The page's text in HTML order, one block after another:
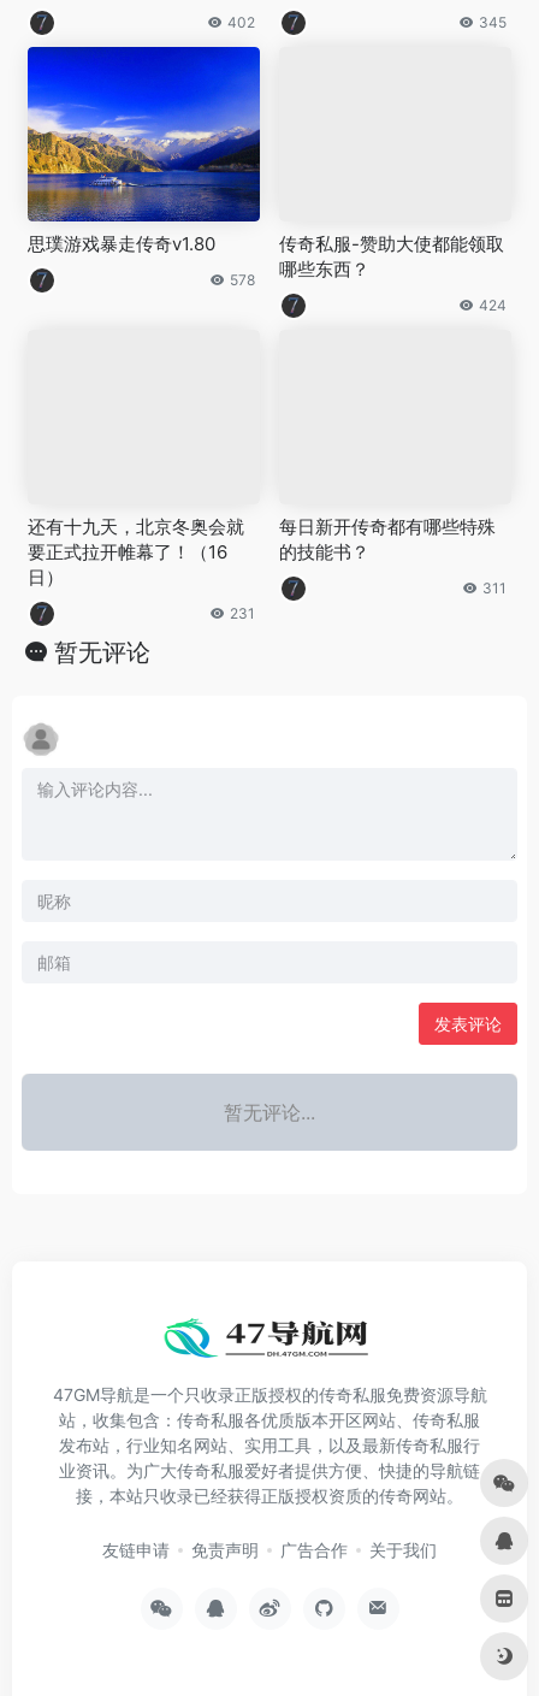
402 345
思璞游戏暴走传奇v1.80
578
传奇私服-赞助大使都能领取
哪些东西？
424
还有十九天，北京冬奥会就
要正式拉开帷幕了！（16
日）
231
每日新开传奇都有哪些特殊
的技能书？
311
暂无评论
发表评论
暂无评论...
47GM导航是一个只收录正版授权的传奇私服免费资源导航
站，收集包含：传奇私服各优质版本开区网站、传奇私服
发布站，行业知名网站、实用工具，以及最新传奇私服行
业资讯。为广大传奇私服爱好者提供方便、快捷的导航链
接，本站只收录已经获得正版授权资质的传奇网站。
友链申请 免责声明 广告合作 关于我们